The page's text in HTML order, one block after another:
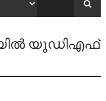
യുഡിഎഫ്